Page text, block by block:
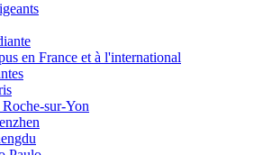
en France et à l'international
sur-Yon